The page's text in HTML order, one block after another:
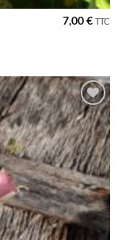
7,00€ TTC
Ajouter
à la liste
de
souhaits